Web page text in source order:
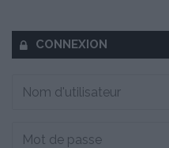
CONNEXION